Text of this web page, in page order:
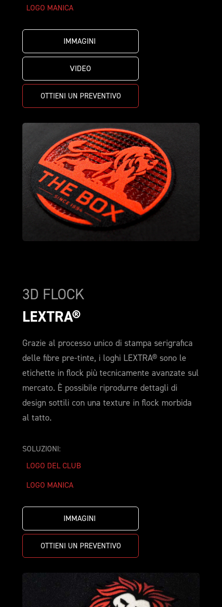
LOGO MANICA
IMMAGINI
VIDEO
OTTIENI UN PREVENTIVO
3D FLOCK
LEXTRA®
Grazie al processo unico di stampa serigrafica
delle fibre pre-tinte, i loghi LEXTRA® sono le
etichette in flock più tecnicamente avanzate sul
mercato. È possibile riprodurre dettagli di
design sottili con una texture in flock morbida
al tatto.
SOLUZIONI:
LOGO DEL CLUB
LOGO MANICA
IMMAGINI
OTTIENI UN PREVENTIVO